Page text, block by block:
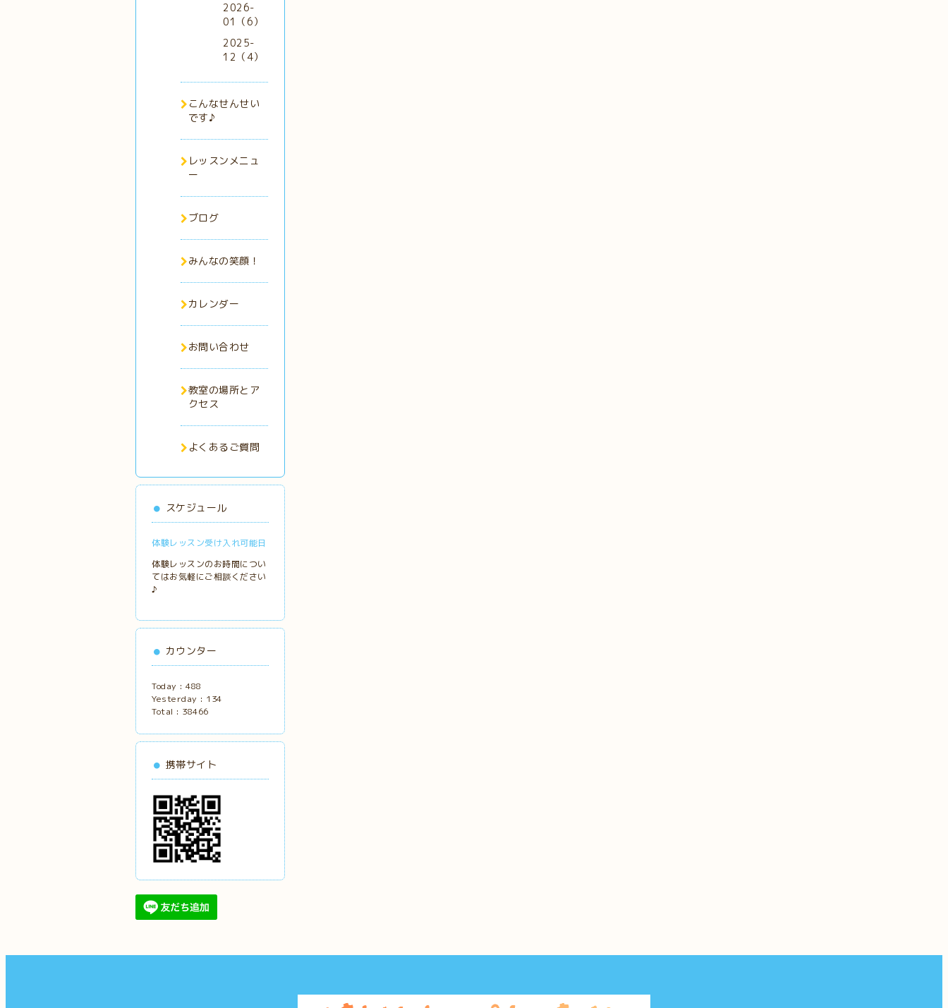
2026-
01（6）
2025-
12（4）
こんなせんせい
です♪
レッスンメニュ
ー
ブログ
みんなの笑顔！
カレンダー
お問い合わせ
教室の場所とア
クセス
よくあるご質問
スケジュール
体験レッスン受け入れ可能日
体験レッスンのお時間につい
てはお気軽にご相談ください
♪
カウンター
Today : 488
Yesterday : 134
Total : 38466
携帯サイト